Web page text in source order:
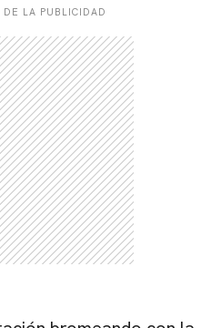
LA PUBLICIDAD